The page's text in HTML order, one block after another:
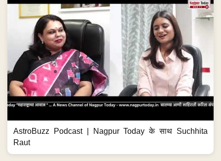
AstroBuzz Podcast | Nagpur Today के साथ Suchhita
Raut